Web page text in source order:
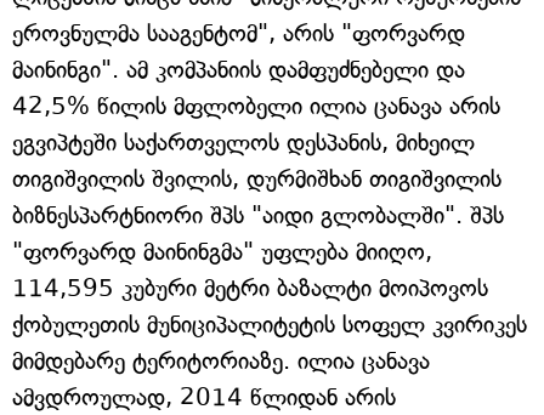
ეროვნულმა სააგენტომ", არის "ფორვარდ
მაინინგი". ამ კომპანიის დამფუძნებელი და
42,5% წილის მფლობელი ილია ცანავა არის
ეგვიპტეში საქართველოს დესპანის, მიხეილ
თიგიშვილის შვილის, დურმიშხან თიგიშვილის
ბიზნესპარტნიორი შპს "აიდი გლობალში". შპს
"ფორვარდ მაინინგმა" უფლება მიიღო,
114,595 კუბური მეტრი ბაზალტი მოიპოვოს
ქობულეთის მუნიციპალიტეტის სოფელ კვირიკეს
მიმდებარე ტერიტორიაზე. ილია ცანავა
ამვდროულად, 2014 წლიდან არის